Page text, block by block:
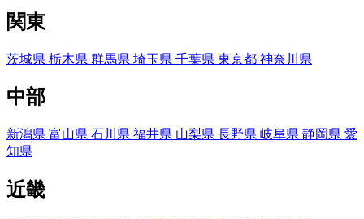
関東
茨城県 栃木県 群馬県 埼玉県 千葉県 東京都 神奈川県
中部
新潟県 富山県 石川県 福井県 山梨県 長野県 岐阜県 静岡県 愛
知県
近畿